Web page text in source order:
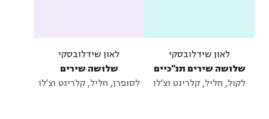
לאון שידלובסקי
שלושה שירים תנ"כיים
לקול, חליל, קלרינט וצ'לו
לאון שידלובסקי
שלושה שירים
לסופרן, חליל, קלרינט וצ'לו